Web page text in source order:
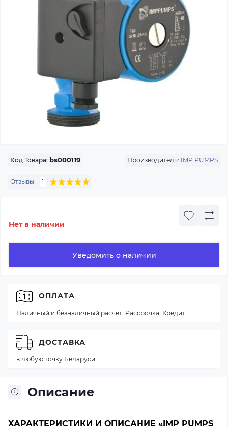
Код Товара: bs000119 Производитель: IMP PUMPS
Отзывы: 1
Нет в наличии
Уведомить о наличии
Описание
ХАРАКТЕРИСТИКИ И ОПИСАНИЕ «IMP PUMPS
ОПЛАТА
Наличный и безналичный расчет, Рассрочка, Кредит
ДОСТАВКА
в любую точку Беларуси